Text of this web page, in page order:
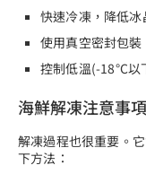
快速冷凍，降低冰
使用真空密封包裝
控制低溫(-18°C以
海鮮解凍注意事項
解凍過程也很重要。
下方法：